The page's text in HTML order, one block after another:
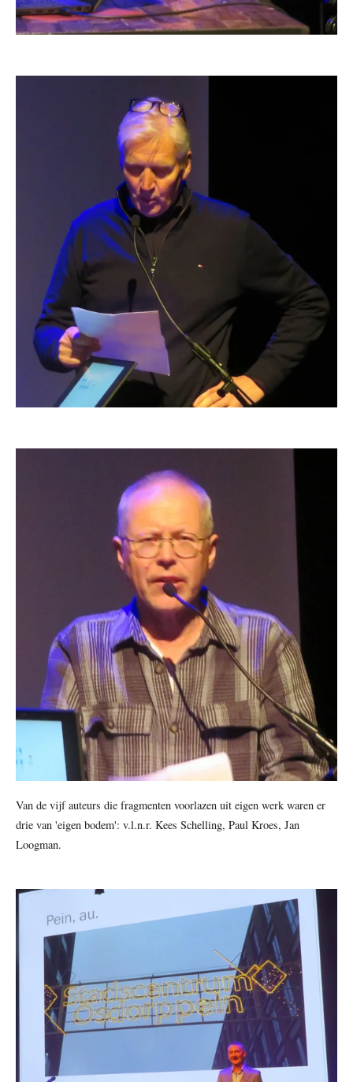
Van de vijf auteurs die fragmenten voorlazen uit eigen werk waren er
drie van 'eigen bodem': v.l.n.r. Kees Schelling, Paul Kroes, Jan
Loogman.